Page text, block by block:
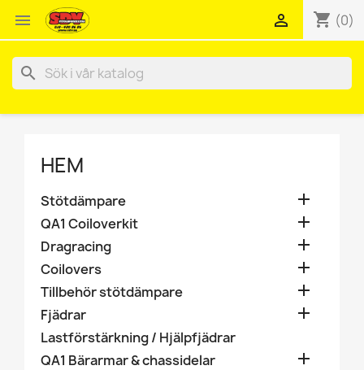
 shopping_cart (0)

search
HEM
Stötdämpare 
QA1 Coiloverkit 
Dragracing 
Coilovers 
Tillbehör stötdämpare 
Fjädrar 
Lastförstärkning / Hjälpfjädrar
QA1 Bärarmar & chassidelar
